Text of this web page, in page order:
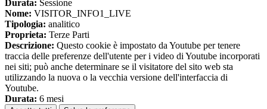
Durata: Sessione
Nome: VISITOR_INFO1_LIVE
Tipologia: analitico
Proprieta: Terze Parti
Descrizione: Questo cookie è impostato da Youtube per tenere
traccia delle preferenze dell'utente per i video di Youtube incorporati
nei siti; può anche determinare se il visitatore del sito web sta
utilizzando la nuova o la vecchia versione dell'interfaccia di
Youtube.
Durata: 6 mesi